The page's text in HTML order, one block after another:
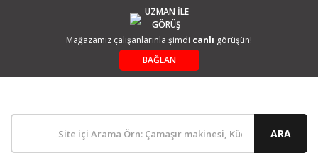
UZMAN İLE
GÖRÜŞ
Mağazamız çalışanlarınla şimdi canlı görüşün!
BAĞLAN
ARA